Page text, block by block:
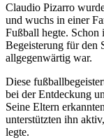
Claudio Pizarro
und wuchs in einer
Fußball hegte. Schon
Begeisterung für den
allgegenwärtig war.
Diese
bei der Entdeckung
Seine Eltern
unterstützten ihn
legte.